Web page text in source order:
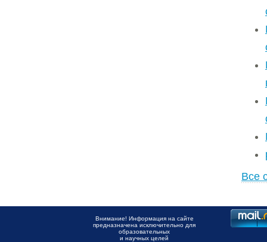
Все
Внимание! Информация на сайте
предназначена исключительно для
образовательных
и научных целей